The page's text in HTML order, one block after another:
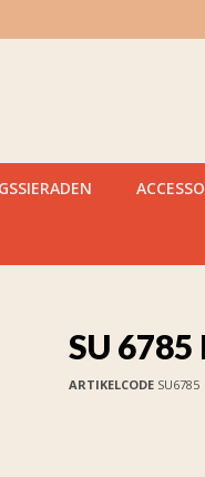
SU
ARTIKELCODESU6785